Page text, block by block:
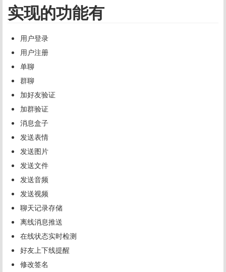
实现的功能有
用户登录
用户注册
单聊
群聊
加好友验证
加群验证
消息盒子
发送表情
发送图片
发送文件
发送音频
发送视频
聊天记录存储
离线消息推送
在线状态实时检测
好友上下线提醒
修改签名